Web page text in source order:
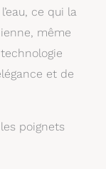
ce qui la
même
et de
poignets